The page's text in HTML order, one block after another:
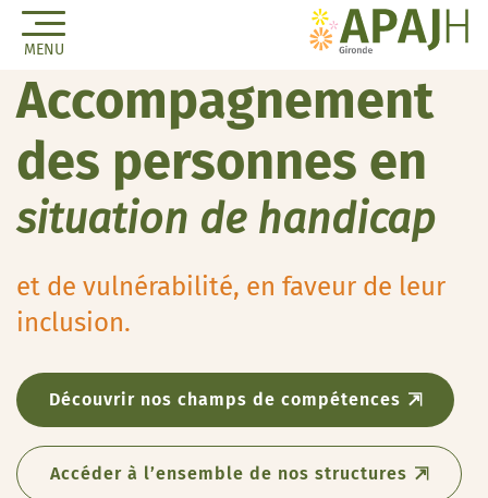
MENU
Accompagnement
des personnes en
situation de handicap
et de vulnérabilité, en faveur de leur
inclusion.
Découvrir nos champs de compétences
Accéder à l’ensemble de nos structures